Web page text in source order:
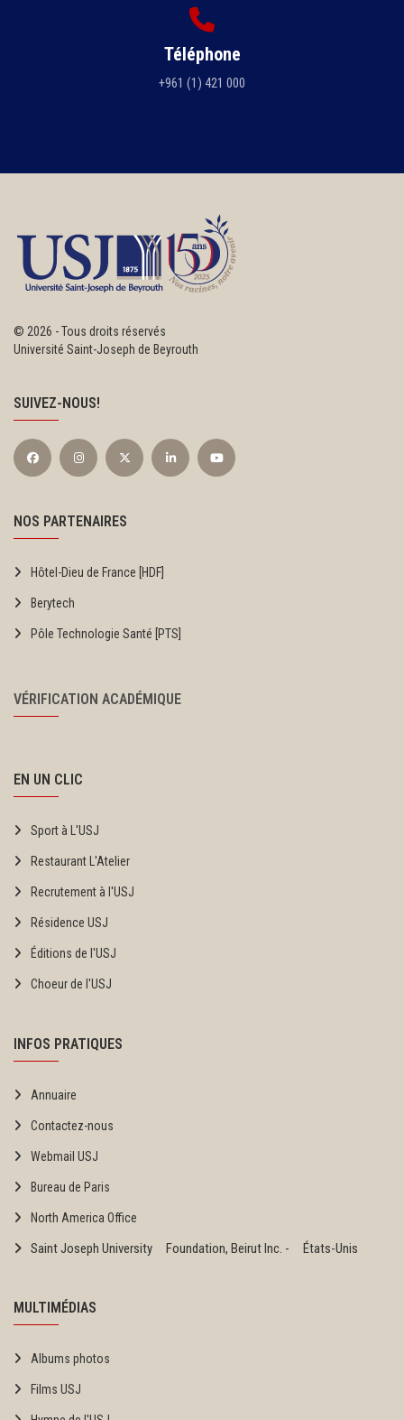
Téléphone
+961 (1) 421 000
© 2026 - Tous droits réservés
Université Saint-Joseph de Beyrouth
SUIVEZ-NOUS!
NOS PARTENAIRES
Hôtel-Dieu de France [HDF]
Berytech
Pôle Technologie Santé [PTS]
VÉRIFICATION ACADÉMIQUE
EN UN CLIC
Sport à L'USJ
Restaurant L'Atelier
Recrutement à l'USJ
Résidence USJ
Éditions de l'USJ
Choeur de l'USJ
INFOS PRATIQUES
Annuaire
Contactez-nous
Webmail USJ
Bureau de Paris
North America Office
Saint Joseph University Foundation, Beirut Inc. - États-Unis
MULTIMÉDIAS
Albums photos
Films USJ